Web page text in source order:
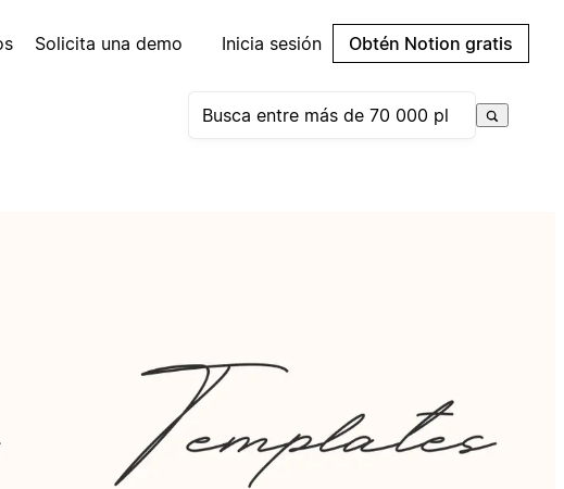
Solicita una demo Inicia sesión Obtén Notion gratis